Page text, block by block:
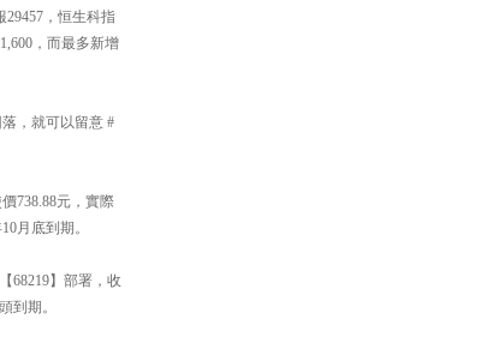
，恒生科指
，而最多新增
，就可以留意 #
738.88元，實際
月底到期。
68219】部署，收
到期。